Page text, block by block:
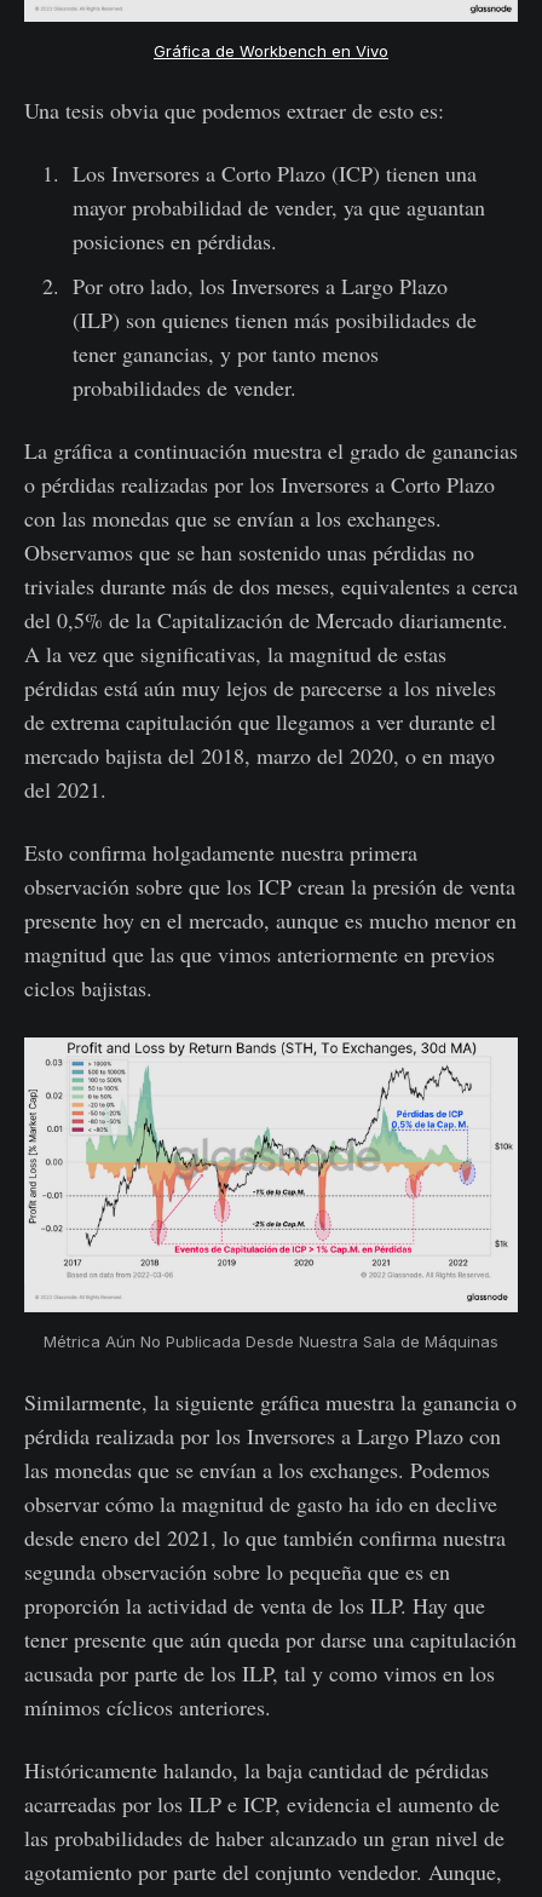
Gráfica de Workbench en Vivo
Una tesis obvia que podemos extraer de esto es:
Los Inversores a Corto Plazo (ICP) tienen una
mayor probabilidad de vender, ya que aguantan
posiciones en pérdidas.
Por otro lado, los Inversores a Largo Plazo
(ILP) son quienes tienen más posibilidades de
tener ganancias, y por tanto menos
probabilidades de vender.
La gráfica a continuación muestra el grado de ganancias
o pérdidas realizadas por los Inversores a Corto Plazo
con las monedas que se envían a los exchanges.
Observamos que se han sostenido unas pérdidas no
triviales durante más de dos meses, equivalentes a cerca
del 0,5% de la Capitalización de Mercado diariamente.
A la vez que significativas, la magnitud de estas
pérdidas está aún muy lejos de parecerse a los niveles
de extrema capitulación que llegamos a ver durante el
mercado bajista del 2018, marzo del 2020, o en mayo
del 2021.
Esto confirma holgadamente nuestra primera
observación sobre que los ICP crean la presión de venta
presente hoy en el mercado, aunque es mucho menor en
magnitud que las que vimos anteriormente en previos
ciclos bajistas.
Métrica Aún No Publicada Desde Nuestra Sala de Máquinas
Similarmente, la siguiente gráfica muestra la ganancia o
pérdida realizada por los Inversores a Largo Plazo con
las monedas que se envían a los exchanges. Podemos
observar cómo la magnitud de gasto ha ido en declive
desde enero del 2021, lo que también confirma nuestra
segunda observación sobre lo pequeña que es en
proporción la actividad de venta de los ILP. Hay que
tener presente que aún queda por darse una capitulación
acusada por parte de los ILP, tal y como vimos en los
mínimos cíclicos anteriores.
Históricamente halando, la baja cantidad de pérdidas
acarreadas por los ILP e ICP, evidencia el aumento de
las probabilidades de haber alcanzado un gran nivel de
agotamiento por parte del conjunto vendedor. Aunque,